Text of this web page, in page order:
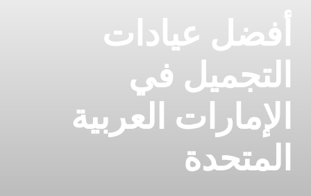
دع الإلهام يقودك
أين تقيم
أبرز الفعاليات والأنشطة
خطط لرحلتك
أفضل عيادات
التجميل في
الإمارات العربية
المتحدة